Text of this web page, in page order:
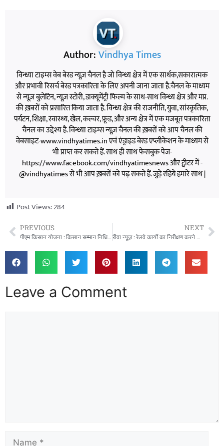
Author:Vindhya Times
विन्ध्या टाइम्स वेब बेस्ड न्यूज़ चैनल है जो विन्ध्य क्षेत्र में एक सार्थक,सकारात्मक
और प्रभावी रिसर्च बेस्ड पत्रकारिता के लिए अपनी जाना जाता है.चैनल के माध्यम
से न्यूज़ बुलेटिन, न्यूज़ स्टोरी, डाक्यूमेंट्री फिल्म के साथ-साथ विन्ध्य क्षेत्र और मप्र.
की ख़बरों को प्रसारित किया जाता है. विन्ध्य क्षेत्र की राजनीति, युवा, सांस्कृतिक,
पर्यटन, शिक्षा, स्वास्थ्य, खेल, कल्चर, फ़ूड, और अन्य क्षेत्र में एक मजबूत पत्रकारिता
चैनल का उद्देश्य है. विन्ध्या टाइम्स न्यूज़ चैनल की ख़बरों को आप चैनल की
वेबसाइट-www.vindhyatimes.in एवं एंड्राइड बेस्ड एप्लीकेशन के माध्यम से
भी प्राप्त कर सकते हैं. साथ ही साथ फेसबुक पेज-
https://www.facebook.com/vindhyatimesnews और ट्वीटर में -
@vindhyatimes से भी आप ख़बरों को पढ़ सकते हैं. जुड़े रहिये हमारे साथ |
Post Views:284
PREVIOUS
पीएम किसान योजना : किसान सम्मान निधि से रीवा के 17 हजार किसान वंचित
NEXT
रीवा न्यूज़ : रेलवे कार्यों का निरीक्षण करने GM का रीवा दौरा कल
Leave a Comment